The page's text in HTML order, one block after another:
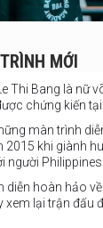
MỚI
Thi Bang là nữ
chứng kiến tại
màn trình
khi giành
người
diễn hoàn hảo
lại trận đấu